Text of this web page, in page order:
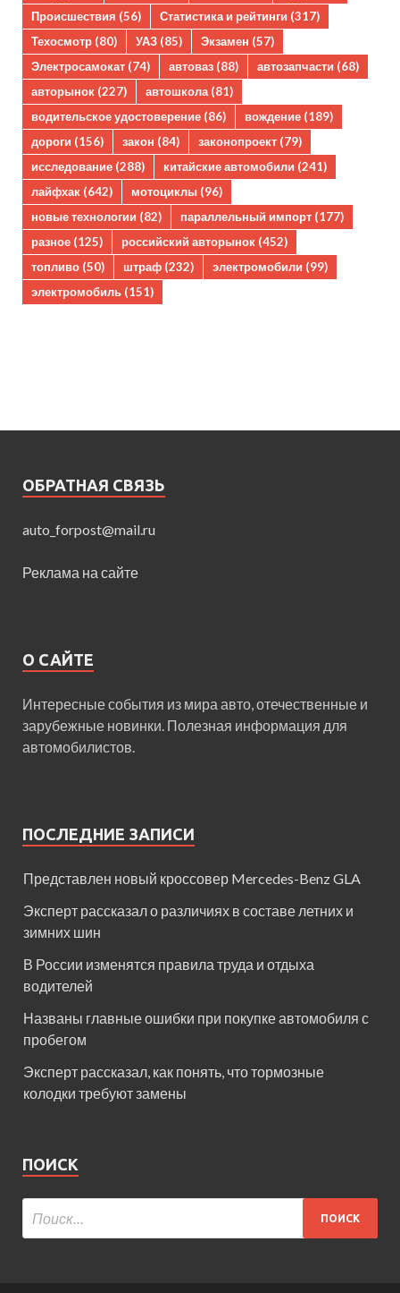
Происшествия (56) Статистика и рейтинги (317)
Техосмотр (80) УАЗ (85) Экзамен (57)
Электросамокат (74) автоваз (88) автозапчасти (68)
авторынок (227) автошкола(81)
водительское удостоверение (86) вождение (189)
дороги (156) закон (84) законопроект (79)
исследование (288) китайские автомобили (241)
лайфхак (642) мотоциклы (96)
новые технологии (82) параллельный импорт (177)
разное (125) российский авторынок (452)
топливо (50) штраф (232) электромобили (99)
электромобиль (151)
ОБРАТНАЯ СВЯЗЬ
auto_forpost@mail.ru
Реклама на сайте
О САЙТЕ
Интересные события из мира авто, отечественные и
зарубежные новинки. Полезная информация для
автомобилистов.
ПОСЛЕДНИЕ ЗАПИСИ
Представлен новый кроссовер Mercedes-Benz GLA
Эксперт рассказал о различиях в составе летних и
зимних шин
В России изменятся правила труда и отдыха
водителей
Названы главные ошибки при покупке автомобиля с
пробегом
Эксперт рассказал, как понять, что тормозные
колодки требуют замены
ПОИСК